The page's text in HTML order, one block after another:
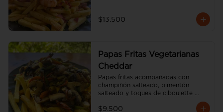
$13.500
Papas Fritas Vegetarianas
Cheddar
Papas fritas acompañadas con
champiñón salteado, pimentón
salteado y toques de ciboulette
$9.500